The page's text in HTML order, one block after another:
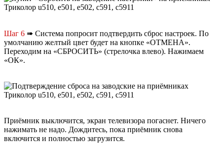
Шаг 6 ➠ Система попросит подтвердить сброс настроек. По
умолчанию желтый цвет будет на кнопке «ОТМЕНА».
Переходим на «СБРОСИТЬ» (стрелочка влево). Нажимаем
«ОК».
Приёмник выключится, экран телевизора погаснет. Ничего
нажимать не надо. Дождитесь, пока приёмник снова
включится и полностью загрузится.